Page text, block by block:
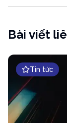
Bài viết
Tin tức